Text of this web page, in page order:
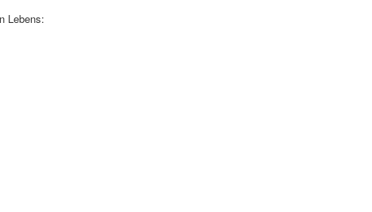
Lebens: